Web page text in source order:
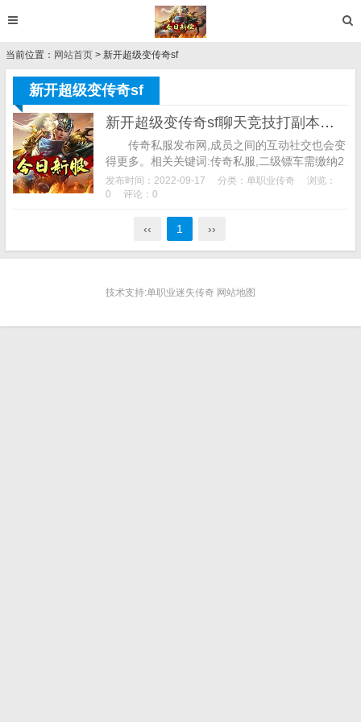
当前位置： 网站首页 > 新开超级变传奇sf
新开超级变传奇sf
新开超级变传奇sf聊天竞技打副本回味激情飞扬的年代
传奇私服发布网,成员之间的互动社交也会变
得更多。相关关键词:传奇私服,二级镖车需缴纳2
000元宝押金，找好服网抵制盗版？ 小编打
了一个背包的装...
发布时间：2022-09-17 分类： 单职业传奇
浏览：
0
评论：0
‹‹ 1 ››
技术支持:单职业迷失传奇 网站地图